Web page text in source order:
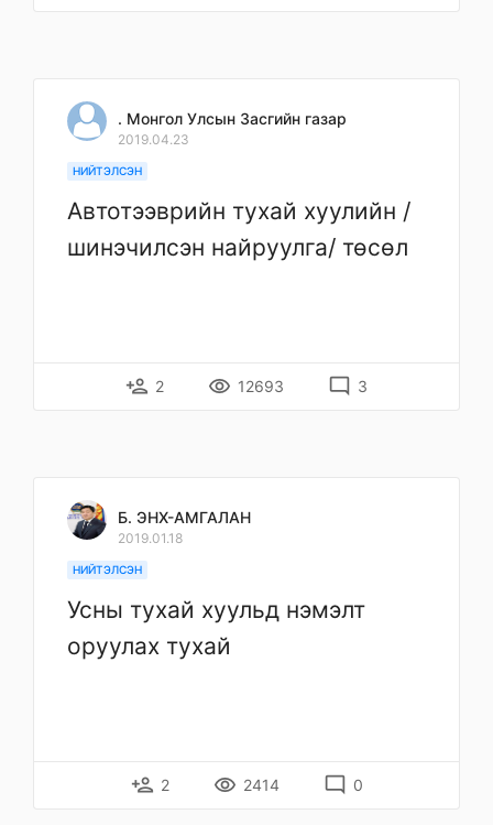
. Монгол Улсын Засгийн газар
2019.04.23
НИЙТЭЛСЭН
Автотээврийн тухай хуулийн /
шинэчилсэн найруулга/ төсөл
person_add 2 remove_red_eye 12693 mode_comment 3
Б. ЭНХ-АМГАЛАН
2019.01.18
НИЙТЭЛСЭН
Усны тухай хуульд нэмэлт
оруулах тухай
person_add 2 remove_red_eye 2414 mode_comment 0